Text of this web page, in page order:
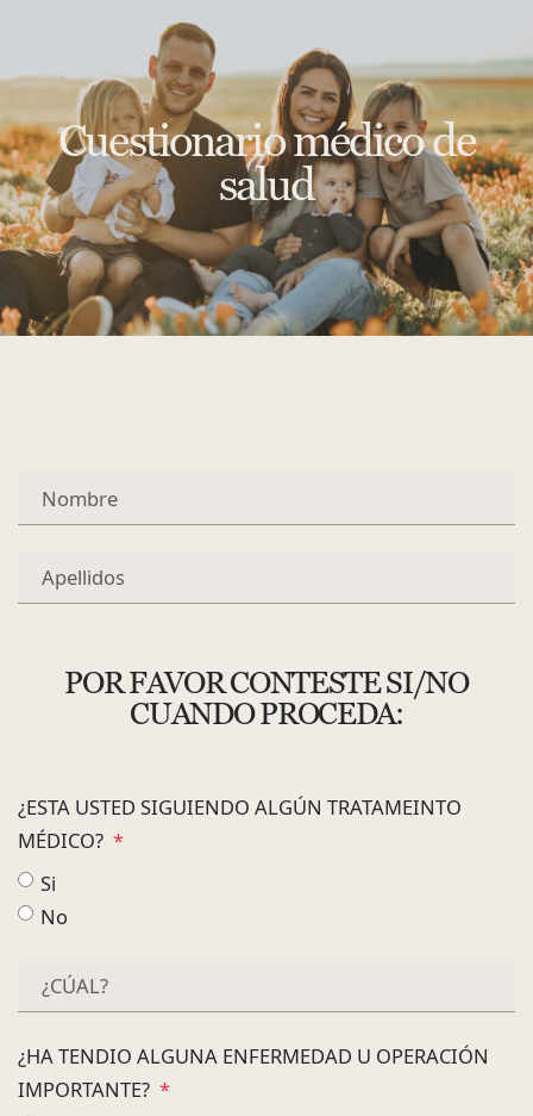
Cuestionario médico de
salud
POR FAVOR CONTESTE SI/NO
CUANDO PROCEDA:
¿ESTA USTED SIGUIENDO ALGÚN TRATAMEINTO
MÉDICO? *
Si
No
¿HA TENDIO ALGUNA ENFERMEDAD U OPERACIÓN
IMPORTANTE? *